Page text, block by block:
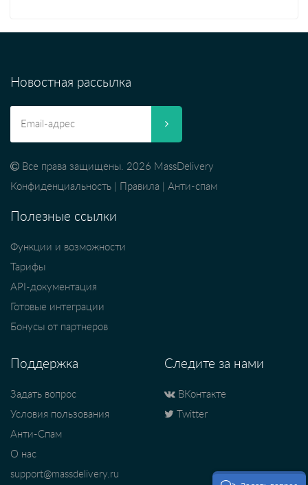
Новостная рассылка
Все права защищены. 2026 MassDelivery
Конфиденциальность
Правила Анти-спам
Полезные ссылки
Функции и возможности
Тарифы
API-документация
Готовые интеграции
Бонусы от партнеров
Поддержка
Задать вопрос
Условия пользования
Анти-Спам
О нас
support@massdelivery.ru
Следите за нами
ВКонтакте
Twitter